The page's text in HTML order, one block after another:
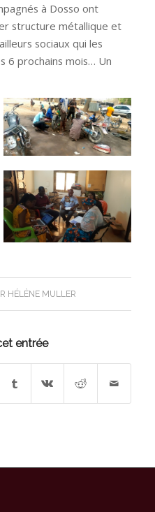
à Dosso ont
structure métallique et
sociaux qui les
6 prochains mois… Un
HÉLÈNE MULLER
entrée